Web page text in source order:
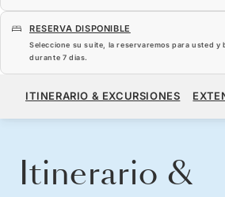
RESERVA DISPONIBLE
Seleccione su suite, la reservaremos para usted y
durante 7 dias.
4720 US$
ITINERARIO & EXCURSIONES
Itinerario &